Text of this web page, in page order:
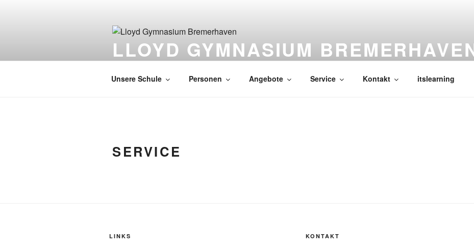
LLOYD GYMNASIUM
Unsere Schule Personen Angebote Service Kontakt itslearning
SERVICE
LINKS KONTAKT